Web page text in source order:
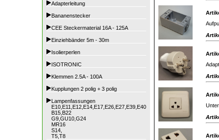
Adapterleitung
Bananenstecker
CEE Steckermaterial 16A - 125A
Einziehbänder 5m - 30m
Isolierperlen
ISOTRONIC
Klemmen 2.5A - 100A
Kupplungen 2 polig + 3 polig
Lampenfassungen
E10,E11,E12,E14,E17,E26,E27,E39,E40
B15,B22
G9,GU10,G24
MR16
S14,
T5,T8